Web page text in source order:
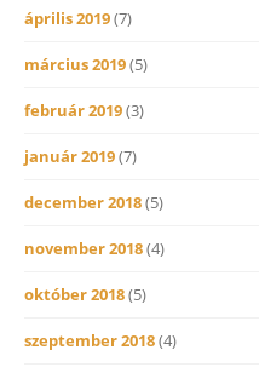
április 2019(7)
március 2019(5)
február 2019(3)
január 2019(7)
december 2018(5)
november 2018(4)
október 2018(5)
szeptember 2018(4)